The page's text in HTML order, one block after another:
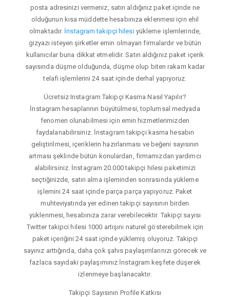
posta adresinizi vermeniz, satın aldığınız paket içinde ne
olduğunun kısa müddette hesabınıza eklenmesi için ehil
olmaktadır. İnstagram takipçi hilesiyükleme işlemlerinde,
gizyazı isteyen şirketler emin olmayan firmalardır ve bütün
kullanıcılar buna dikkat etmelidir. Satın aldığınız paket içerik
sayısında düşme olduğunda, düşme olup biten rakam kadar
telafi işlemlerini 24 saat içinde derhal yapıyoruz.
Ücretsiz Instagram Takipçi Kasma Nasıl Yapılır?
İnstagram hesaplarının büyütülmesi, toplumsal medyada
fenomen olunabilmesi için emin hizmetlerimizden
faydalanabilirsiniz. İnstagram takipçi kasma hesabın
geliştirilmesi, içeriklerin hazırlanması ve beğeni sayısının
artması şeklinde bütün konulardan, firmamızdan yardımcı
alabilirsiniz. İnstagram 20.000 takipçi hilesi paketimizi
seçtiğinizde, satın alma işleminden sonrasında yükleme
işlemini 24 saat içinde parça parça yapıyoruz. Paket
muhteviyatında yer edinen takipçi sayısının birden
yüklenmesi, hesabınıza zarar verebilecektir. Takipçi sayısı
Twitter takipci hilesi 1000 artışını naturel gösterebilmek için
paket içeriğini 24 saat içinde yüklemiş oluyoruz. Takipçi
sayınız arttığında, daha çok şahıs paylaşımlarınızı görecek ve
fazlaca sayıdaki paylaşımınız İnstagram keşfete düşerek
izlenmeye başlanacaktır.
Takipçi Sayısının Profile Katkısı